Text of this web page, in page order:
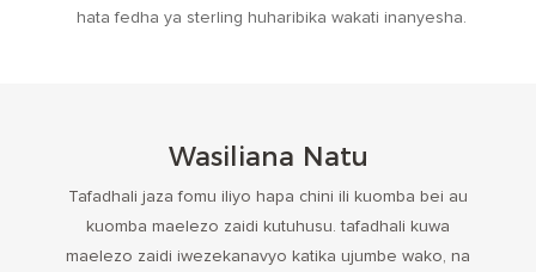
hata fedha ya sterling huharibika wakati inanyesha.
Wasiliana Natu
Tafadhali jaza fomu iliyo hapa chini ili kuomba bei au
kuomba maelezo zaidi kutuhusu. tafadhali kuwa
maelezo zaidi iwezekanavyo katika ujumbe wako, na